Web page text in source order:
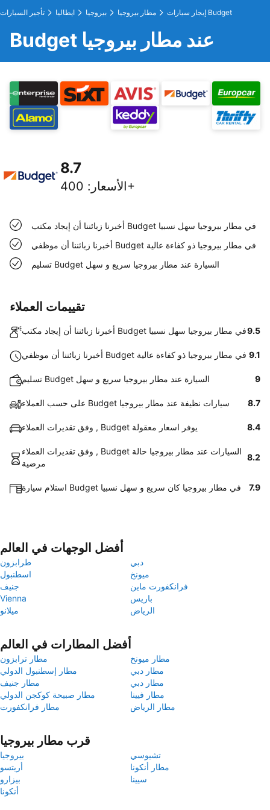
تأجير السيارات ايطاليا بيروجيا مطار بيروجيا إيجار سيارات Budget
Budget عند مطار بيروجيا
8.7
الأسعار : 400+
أخبرنا زبائننا أن إيجاد مكتب Budget في مطار بيروجيا سهل نسبيا
أخبرنا زبائننا أن موظفي Budget في مطار بيروجيا ذو كفاءة عالية
تسليم Budget السيارة عند مطار بيروجيا سريع و سهل
تقييمات العملاء
أخبرنا زبائننا أن إيجاد مكتب Budget في مطار بيروجيا سهل نسبيا9.5
أخبرنا زبائننا أن موظفي Budget في مطار بيروجيا ذو كفاءة عالية 9.1
تسليم Budget السيارة عند مطار بيروجيا سريع و سهل 9
على حسب العملاء Budget سيارات نظيفة عند مطار بيروجيا 8.7
وفق تقديرات العملاء , Budget يوفر اسعار معقولة 8.4
وفق تقديرات العملاء , Budget السيارات عند مطار بيروجيا حالة
مرضية
8.2
استلام سيارة Budget في مطار بيروجيا كان سريع و سهل نسبيا 7.9
أفضل الوجهات في العالم
طرابزون
دبي
اسطنبول
ميونخ
جنيف
فرانكفورت ماين
Vienna
باريس
ميلانو
الرياض
أفضل المطارات في العالم
مطار ترابزون
مطار ميونخ
مطار إسطنبول الدولي
مطار دبي
مطار جنيف
مطار دبي
مطار صبيحة كوكجن الدولي
مطار فيينا
مطار فرانكفورت
مطار الرياض
قرب مطار بيروجيا
بيروجيا
تشيوسي
أريتسو
مطار أنكونا
بيزارو
سيينا
أنكونا